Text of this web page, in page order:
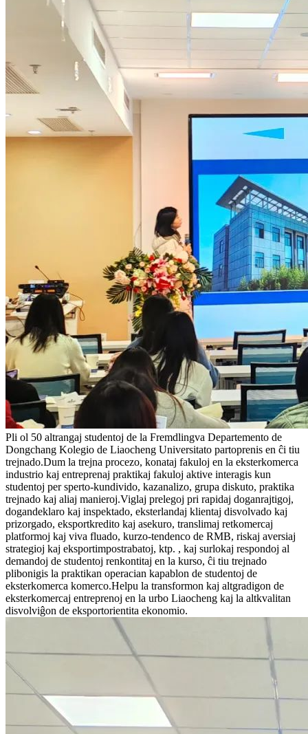
Pli ol 50 altrangaj studentoj de la Fremdlingva Departemento de
Dongchang Kolegio de Liaocheng Universitato partoprenis en ĉi tiu
trejnado.Dum la trejna procezo, konataj fakuloj en la eksterkomerca
industrio kaj entreprenaj praktikaj fakuloj aktive interagis kun
studentoj per sperto-kundivido, kazanalizo, grupa diskuto, praktika
trejnado kaj aliaj manieroj.Viglaj prelegoj pri rapidaj doganrajtigoj,
dogandeklaro kaj inspektado, eksterlandaj klientaj disvolvado kaj
prizorgado, eksportkredito kaj asekuro, translimaj retkomercaj
platformoj kaj viva fluado, kurzo-tendenco de RMB, riskaj aversiaj
strategioj kaj eksportimpostrabatoj, ktp. , kaj surlokaj respondoj al
demandoj de studentoj renkontitaj en la kurso, ĉi tiu trejnado
plibonigis la praktikan operacian kapablon de studentoj de
eksterkomerca komerco.Helpu la transformon kaj altgradigon de
eksterkomercaj entreprenoj en la urbo Liaocheng kaj la altkvalitan
disvolviĝon de eksportorientita ekonomio.